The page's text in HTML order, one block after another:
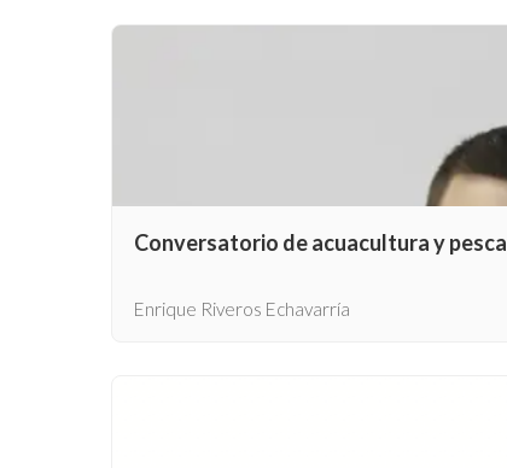
Conversatorio de acuacultura y pesca
Enrique Riveros Echavarría